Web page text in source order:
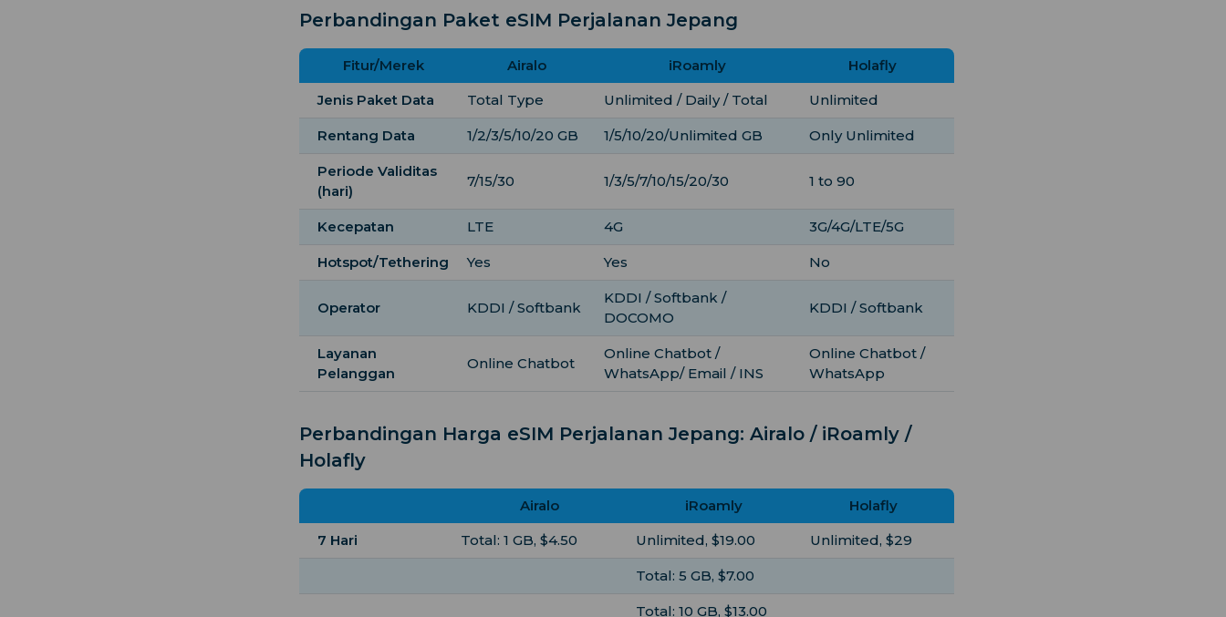
Perbandingan Paket eSIM Perjalanan Jepang
Fitur/Merek Airalo iRoamly
Holafly
Jenis Paket Data
Total Type Unlimited / Daily / Total Unlimited
Rentang Data 1/2/3/5/10/20 GB 1/5/10/20/Unlimited GB Only Unlimited
Periode Validitas
(hari)
7/15/30 1/3/5/7/10/15/20/30 1 to 90
Kecepatan LTE 4G 3G/4G/LTE/5G
Hotspot/Tethering Yes Yes No
Operator KDDI / Softbank
KDDI / Softbank /
DOCOMO
KDDI / Softbank
Layanan
Pelanggan
Online Chatbot
Online Chatbot /
WhatsApp/ Email / INS
Online Chatbot /
WhatsApp
Perbandingan Harga eSIM Perjalanan Jepang: Airalo / iRoamly /
Holafly
Airalo iRoamly
Holafly
7 Hari
Total: 1 GB, $4.50 Unlimited, $19.00 Unlimited, $29
Total: 5 GB, $7.00
Total: 10 GB, $13.00